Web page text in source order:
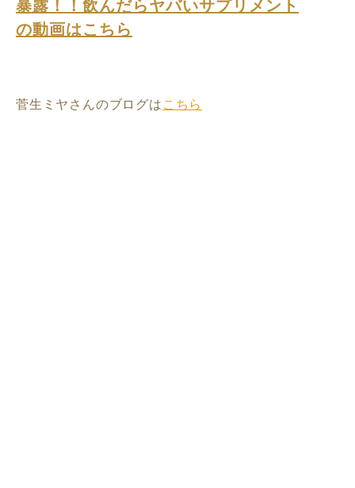
の動画はこちら
菅生ミヤさんのブログはこちら